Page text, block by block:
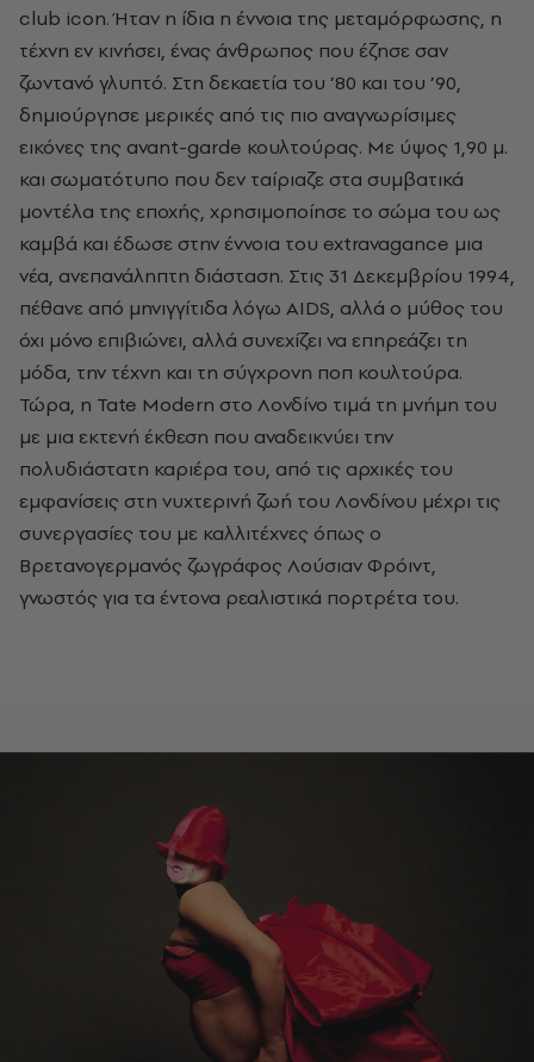
club icon. Ήταν η ίδια η έννοια της μεταμόρφωσης, η
τέχνη εν κινήσει, ένας άνθρωπος που έζησε σαν
ζωντανό γλυπτό. Στη δεκαετία του ’80 και του ’90,
δημιούργησε μερικές από τις πιο αναγνωρίσιμες
εικόνες της avant-garde κουλτούρας. Με ύψος 1,90 μ.
και σωματότυπο που δεν ταίριαζε στα συμβατικά
μοντέλα της εποχής, χρησιμοποίησε το σώμα του ως
καμβά και έδωσε στην έννοια του extravagance μια
νέα, ανεπανάληπτη διάσταση. Στις 31 Δεκεμβρίου 1994,
πέθανε από μηνιγγίτιδα λόγω AIDS, αλλά ο μύθος του
όχι μόνο επιβιώνει, αλλά συνεχίζει να επηρεάζει τη
μόδα, την τέχνη και τη σύγχρονη ποπ κουλτούρα.
Τώρα, η Tate Modern στο Λονδίνο τιμά τη μνήμη του
με μια εκτενή έκθεση που αναδεικνύει την
πολυδιάστατη καριέρα του, από τις αρχικές του
εμφανίσεις στη νυχτερινή ζωή του Λονδίνου μέχρι τις
συνεργασίες του με καλλιτέχνες όπως ο
Βρετανογερμανός ζωγράφος Λούσιαν Φρόιντ,
γνωστός για τα έντονα ρεαλιστικά πορτρέτα του.